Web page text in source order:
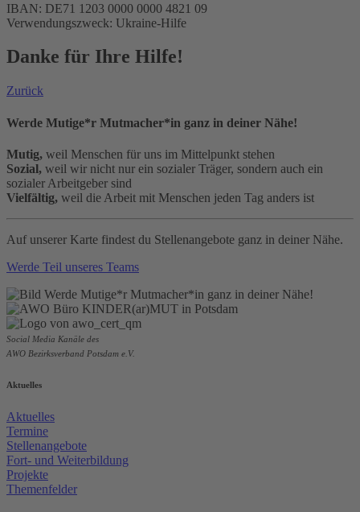
IBAN: DE71 1203 0000 0000 4821 09
Verwendungszweck: Ukraine-Hilfe
Danke für Ihre Hilfe!
Zurück
Werde Mutige*r Mutmacher*in ganz in deiner Nähe!
Mutig, weil Menschen für uns im Mittelpunkt stehen
Sozial, weil wir nicht nur ein sozialer Träger, sondern auch ein
sozialer Arbeitgeber sind
Vielfältig, weil die Arbeit mit Menschen jeden Tag anders ist
Auf unserer Karte findest du Stellenangebote ganz in deiner Nähe.
Werde Teil unseres Teams
Social Media Kanäle des
AWO Bezirksverband Potsdam e.V.
Aktuelles
Aktuelles
Termine
Stellenangebote
Fort- und Weiterbildung
Projekte
Themenfelder